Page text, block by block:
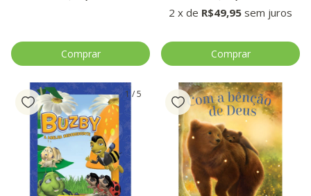
2 x de R$49,95 sem juros
1 /5